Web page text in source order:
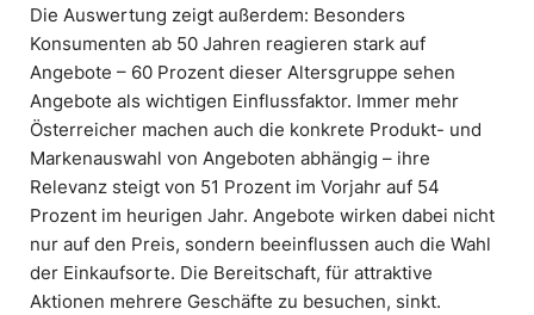
Die Auswertung zeigt außerdem: Besonders
Konsumenten ab 50 Jahren reagieren stark auf
Angebote – 60 Prozent dieser Altersgruppe sehen
Angebote als wichtigen Einflussfaktor. Immer mehr
Österreicher machen auch die konkrete Produkt- und
Markenauswahl von Angeboten abhängig – ihre
Relevanz steigt von 51 Prozent im Vorjahr auf 54
Prozent im heurigen Jahr. Angebote wirken dabei nicht
nur auf den Preis, sondern beeinflussen auch die Wahl
der Einkaufsorte. Die Bereitschaft, für attraktive
Aktionen mehrere Geschäfte zu besuchen, sinkt.